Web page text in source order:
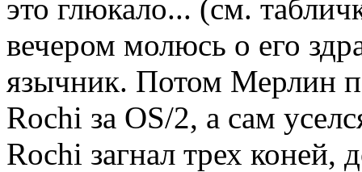
это глюкало... (см.
вечером молюсь о его
язычник. Потом Мерлин
Rochi за OS/2, а сам
Rochi загнал трех коней,